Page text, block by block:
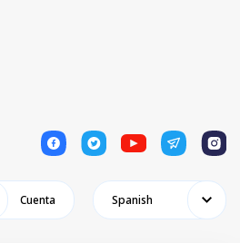
1 1 1 1 1
Cuenta Spanish